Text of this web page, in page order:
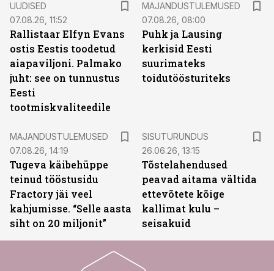
UUDISED
07.08.26, 11:52
Rallistaar Elfyn Evans
ostis Eestis toodetud
aiapaviljoni. Palmako
juht: see on tunnustus
Eesti
tootmiskvaliteedile
MAJANDUSTULEMUSED
07.08.26, 08:00
Puhk ja Lausing
kerkisid Eesti
suurimateks
toidutöösturiteks
MAJANDUSTULEMUSED
07.08.26, 14:19
Tugeva käibehüppe
teinud tööstusidu
Fractory jäi veel
kahjumisse. “Selle aasta
siht on 20 miljonit”
SISUTURUNDUS
26.06.26, 13:15
Tõstelahendused
peavad aitama vältida
ettevõtete kõige
kallimat kulu –
seisakuid